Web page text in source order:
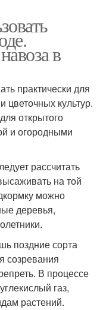
в
практически для
культур.
открытого
и огородными
рассчитать
на той
можно
деревья,
поздние сорта
созревания
В процессе
газ,
растений.